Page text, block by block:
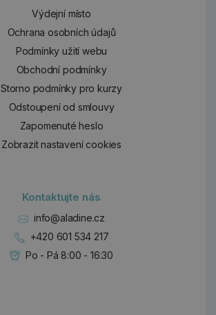
Výdejní místo
Ochrana osobních údajů
Podmínky užití webu
Obchodní podmínky
Storno podmínky pro kurzy
Odstoupení od smlouvy
Zapomenuté heslo
Zobrazit nastavení cookies
Kontaktujte nás
info@aladine.cz
+420 601 534 217
Po - Pá 8:00 - 16:30